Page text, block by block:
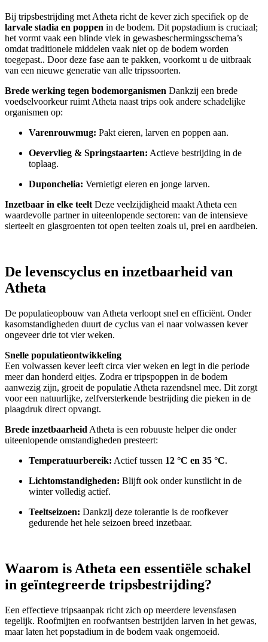
Bij tripsbestrijding met Atheta richt de kever zich specifiek op de
larvale stadia en poppen in de bodem. Dit popstadium is cruciaal;
het vormt vaak een blinde vlek in gewasbeschermingsschema’s
omdat traditionele middelen vaak niet op de bodem worden
toegepast.. Door deze fase aan te pakken, voorkomt u de uitbraak
van een nieuwe generatie van alle tripssoorten.
Brede werking tegen bodemorganismen Dankzij een brede
voedselvoorkeur ruimt Atheta naast trips ook andere schadelijke
organismen op:
Varenrouwmug: Pakt eieren, larven en poppen aan.
Oevervlieg & Springstaarten: Actieve bestrijding in de
toplaag.
Duponchelia: Vernietigt eieren en jonge larven.
Inzetbaar in elke teelt Deze veelzijdigheid maakt Atheta een
waardevolle partner in uiteenlopende sectoren: van de intensieve
sierteelt en glasgroenten tot open teelten zoals ui, prei en aardbeien.
De levenscyclus en inzetbaarheid van
Atheta
De populatieopbouw van Atheta verloopt snel en efficiënt. Onder
kasomstandigheden duurt de cyclus van ei naar volwassen kever
ongeveer drie tot vier weken.
Snelle populatieontwikkeling
Een volwassen kever leeft circa vier weken en legt in die periode
meer dan honderd eitjes. Zodra er tripspoppen in de bodem
aanwezig zijn, groeit de populatie Atheta razendsnel mee. Dit zorgt
voor een natuurlijke, zelfversterkende bestrijding die pieken in de
plaagdruk direct opvangt.
Brede inzetbaarheid Atheta is een robuuste helper die onder
uiteenlopende omstandigheden presteert:
Temperatuurbereik: Actief tussen 12 °C en 35 °C.
Lichtomstandigheden: Blijft ook onder kunstlicht in de
winter volledig actief.
Teeltseizoen: Dankzij deze tolerantie is de roofkever
gedurende het hele seizoen breed inzetbaar.
Waarom is Atheta een essentiële schakel
in geïntegreerde tripsbestrijding?
Een effectieve tripsaanpak richt zich op meerdere levensfasen
tegelijk. Roofmijten en roofwantsen bestrijden larven in het gewas,
maar laten het popstadium in de bodem vaak ongemoeid.